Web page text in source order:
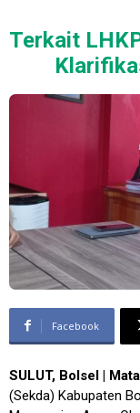
Terkait
Facebook
SULUT, Bolsel |
(Sekda) Kabupaten